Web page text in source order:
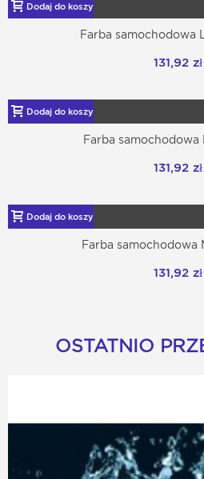
Dodaj do koszyka
Farba samochodowa
131,92 zł
Dodaj do koszyka
Farba samochodowa
131,92 zł
Dodaj do koszyka
Farba samochodowa
131,92 zł
OSTATNIO